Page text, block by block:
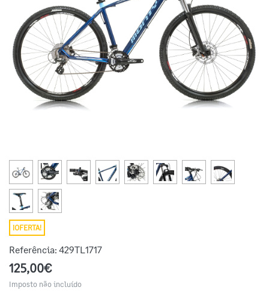
¡OFERTA!
Referência: 429TL1717
125,00€
Imposto não incluído